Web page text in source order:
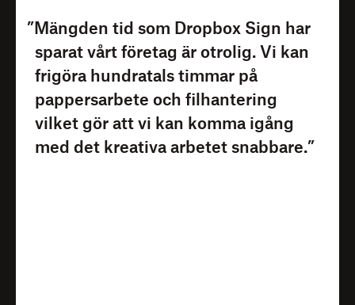
”Mängden tid som Dropbox Sign har
sparat vårt företag är otrolig. Vi kan
frigöra hundratals timmar på
pappersarbete och filhantering
vilket gör att vi kan komma igång
med det kreativa arbetet snabbare.”